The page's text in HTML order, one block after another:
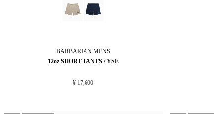
BARBARIANMENS
12oz SHORT PANTS / YSE
¥ 17,600